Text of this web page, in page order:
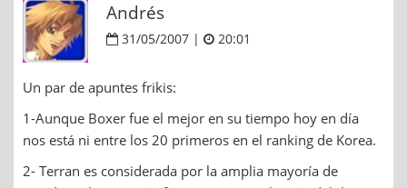
Andrés
31/05/2007 | 20:01
Un par de apuntes frikis:
1-Aunque Boxer fue el mejor en su tiempo hoy en día
nos está ni entre los 20 primeros en el ranking de Korea.
2- Terran es considerada por la amplia mayoría de